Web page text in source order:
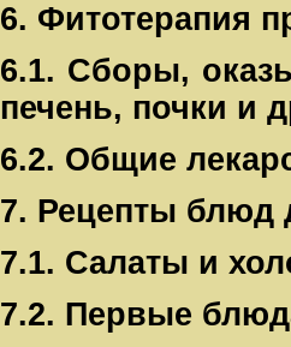
6. Фитотерапия
6.1. Сборы,
печень, почки и
6.2. Общие
7. Рецепты блюд
7.1. Салаты и
7.2. Первые